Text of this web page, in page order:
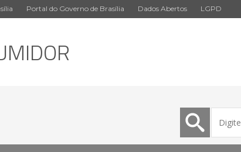
Portal do Governo de Brasília Dados Abertos LGPD